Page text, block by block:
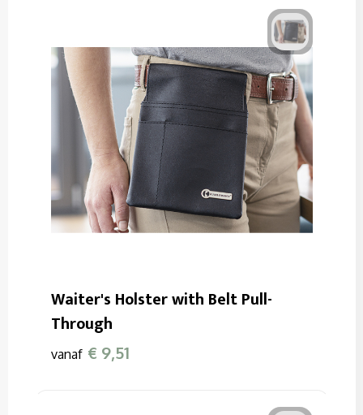
Waiter's Holster with Belt Pull-
Through
vanaf € 9,51